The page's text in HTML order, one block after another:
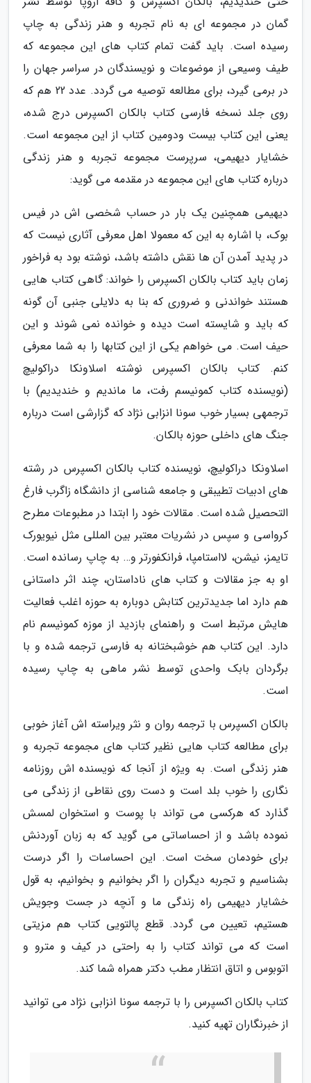
گمان در مجموعه ای به نام تجربه و هنر زندگی به چاپ
رسیده است. باید گفت تمام کتاب های این مجموعه که
طیف وسیعی از موضوعات و نویسندگان در سراسر جهان را
در برمی گیرد، برای مطالعه توصیه می گردد. عدد 22 هم که
روی جلد نسخه فارسی کتاب بالکان اکسپرس درج شده،
یعنی این کتاب بیست ودومین کتاب از این مجموعه است.
خشایار دیهیمی، سرپرست مجموعه تجربه و هنر زندگی
درباره کتاب های این مجموعه در مقدمه می گوید:
دیهیمی همچنین یک بار در حساب شخصی اش در فیس
بوک، با اشاره به این که معمولا اهل معرفی آثاری نیست که
در پدید آمدن آن ها نقش داشته باشد، نوشته بود به فراخور
زمان باید کتاب بالکان اکسپرس را خواند: گاهی کتاب هایی
هستند خواندنی و ضروری که بنا به دلایلی جنبی آن گونه
که باید و شایسته است دیده و خوانده نمی شوند و این
حیف است. می خواهم یکی از این کتابها را به شما معرفی
کنم. کتاب بالکان اکسپرس نوشته اسلاونکا دراکولیچ
(نویسنده کتاب کمونیسم رفت، ما ماندیم و خندیدیم) با
ترجمهی بسیار خوب سونا انزابی نژاد که گزارشی است درباره
جنگ های داخلی حوزه بالکان.
اسلاونکا دراکولیچ، نویسنده کتاب بالکان اکسپرس در رشته
های ادبیات تطیبقی و جامعه شناسی از دانشگاه زاگرب فارغ
التحصیل شده است. مقالات خود را ابتدا در مطبوعات مطرح
کرواسی و سپس در نشریات معتبر بین المللی مثل نیویورک
تایمز، نیشن، لااستامپا، فرانکفورتر و… به چاپ رسانده است.
او به جز مقالات و کتاب های ناداستان، چند اثر داستانی
هم دارد اما جدیدترین کتابش دوباره به حوزه اغلب فعالیت
هایش مرتبط است و راهنمای بازدید از موزه کمونیسم نام
دارد. این کتاب هم خوشبختانه به فارسی ترجمه شده و با
برگردان بابک واحدی توسط نشر ماهی به چاپ رسیده
است.
بالکان اکسپرس با ترجمه روان و نثر ویراسته اش آغاز خوبی
برای مطالعه کتاب هایی نظیر کتاب های مجموعه تجربه و
هنر زندگی است. به ویژه از آنجا که نویسنده اش روزنامه
نگاری را خوب بلد است و دست روی نقاطی از زندگی می
گذارد که هرکسی می تواند با پوست و استخوان لمسش
نموده باشد و از احساساتی می گوید که به زبان آوردنش
برای خودمان سخت است. این احساسات را اگر درست
بشناسیم و تجربه دیگران را اگر بخوانیم و بخوانیم، به قول
خشایار دیهیمی راه زندگی ما و آنچه در جست وجویش
هستیم، تعیین می گردد. قطع پالتویی کتاب هم مزیتی
است که می تواند کتاب را به راحتی در کیف و مترو و
اتوبوس و اتاق انتظار مطب دکتر همراه شما کند.
کتاب بالکان اکسپرس را با ترجمه سونا انزابی نژاد می توانید
از خبرنگاران تهیه کنید.